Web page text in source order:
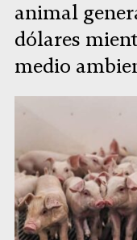
animal
dólares
medio